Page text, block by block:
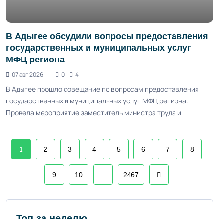
В Адыгее обсудили вопросы предоставления
государственных и муниципальных услуг
МФЦ региона
07 авг 2026 0 4
В Адыгее прошло совещание по вопросам предоставления
государственных и муниципальных услуг МФЦ региона.
Провела мероприятие заместитель министра труда и
1 2 3 4 5 6 7 8
9 10 2467